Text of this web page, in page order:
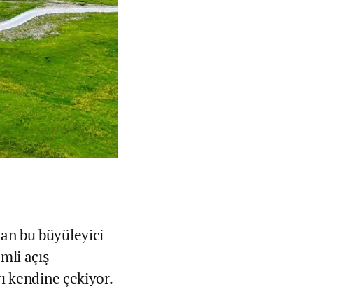
bu büyüleyici
açış
kendine çekiyor.